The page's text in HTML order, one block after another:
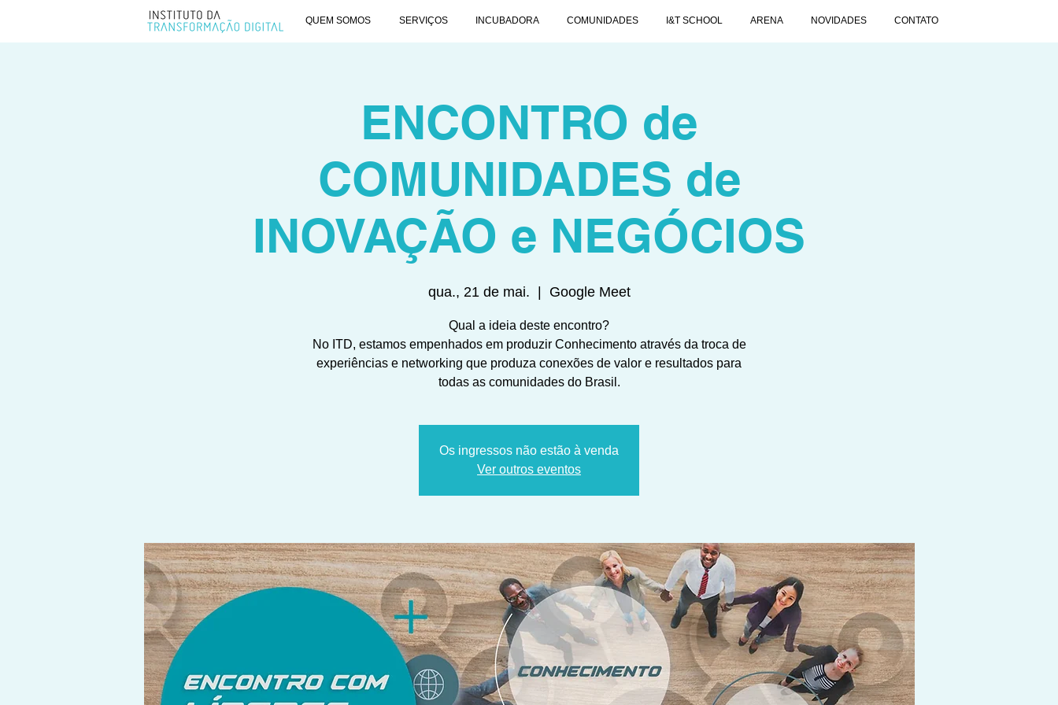
QUEM SOMOS SERVIÇOS INCUBADORA COMUNIDADES I&T SCHOOL ARENA NOVIDADES CONTATO
ENCONTRO de
COMUNIDADES de
INOVAÇÃO e NEGÓCIOS
qua., 21 de mai. Google Meet
Qual a ideia deste encontro?
No ITD, estamos empenhados em produzir Conhecimento através da troca de
experiências e networking que produza conexões de valor e resultados para
todas as comunidades do Brasil.
Os ingressos não estão à venda
Ver outros eventos